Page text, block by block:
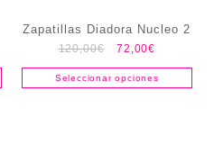
Zapatillas Diadora Nucleo 2
120,00€ 72,00€
Seleccionar opciones